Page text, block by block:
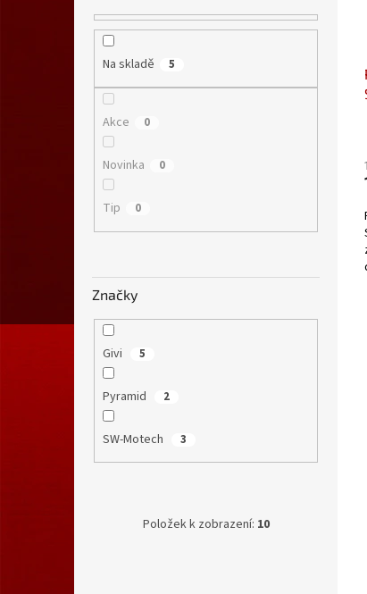
Na skladě 5
Akce 0
Novinka 0
Tip 0
Značky
Givi 5
Pyramid 2
SW-Motech 3
Položek k zobrazení: 10